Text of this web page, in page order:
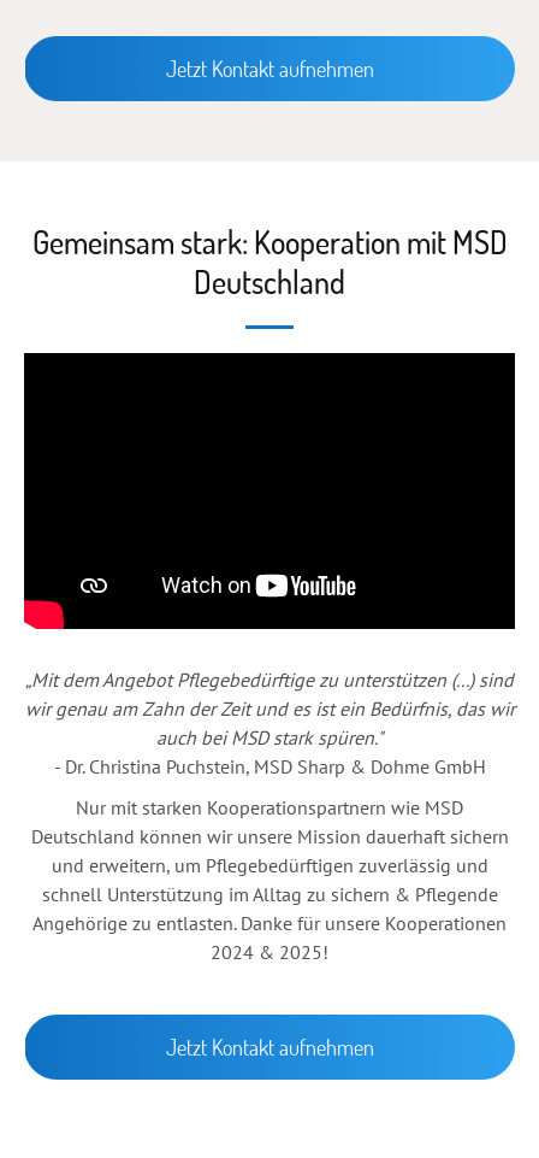
Jetzt Kontakt aufnehmen
Gemeinsam stark: Kooperation mit MSD
Deutschland
„Mit dem Angebot Pflegebedürftige zu unterstützen (...) sind
wir genau am Zahn der Zeit und es ist ein Bedürfnis, das wir
auch bei MSD stark spüren."
- Dr. Christina Puchstein, MSD Sharp & Dohme GmbH
Nur mit starken Kooperationspartnern wie MSD
Deutschland können wir unsere Mission dauerhaft sichern
und erweitern, um Pflegebedürftigen zuverlässig und
schnell Unterstützung im Alltag zu sichern & Pflegende
Angehörige zu entlasten. Danke für unsere Kooperationen
2024 & 2025!
Jetzt Kontakt aufnehmen